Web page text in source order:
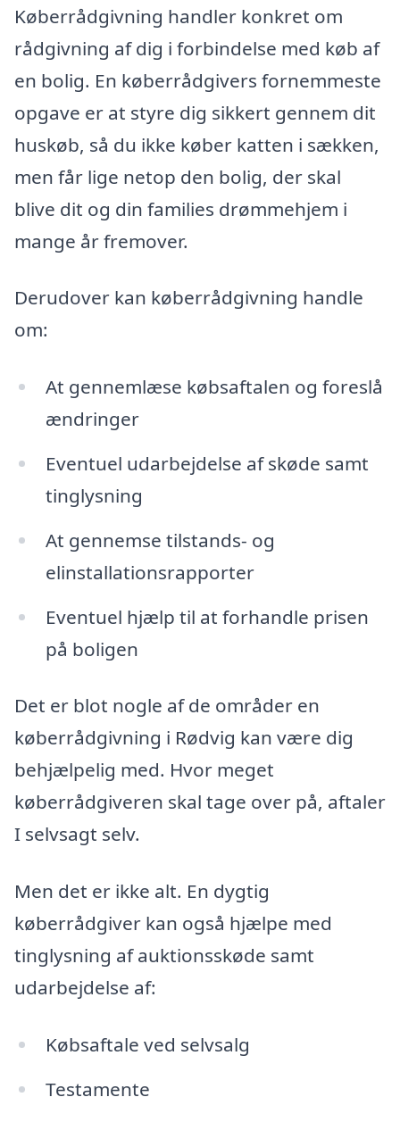
Køberrådgivning handler konkret om
rådgivning af dig i forbindelse med køb af
en bolig. En køberrådgivers fornemmeste
opgave er at styre dig sikkert gennem dit
huskøb, så du ikke køber katten i sækken,
men får lige netop den bolig, der skal
blive dit og din families drømmehjem i
mange år fremover.
Derudover kan køberrådgivning handle
om:
At gennemlæse købsaftalen og foreslå
ændringer
Eventuel udarbejdelse af skøde samt
tinglysning
At gennemse tilstands- og
elinstallationsrapporter
Eventuel hjælp til at forhandle prisen
på boligen
Det er blot nogle af de områder en
køberrådgivning i Rødvig kan være dig
behjælpelig med. Hvor meget
køberrådgiveren skal tage over på, aftaler
I selvsagt selv.
Men det er ikke alt. En dygtig
køberrådgiver kan også hjælpe med
tinglysning af auktionsskøde samt
udarbejdelse af:
Købsaftale ved selvsalg
Testamente